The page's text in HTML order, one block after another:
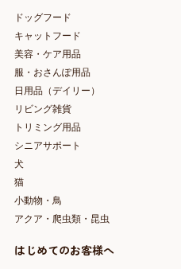
ドッグフード
キャットフード
美容・ケア用品
服・おさんぽ用品
日用品（デイリー）
リビング雑貨
トリミング用品
シニアサポート
犬
猫
小動物・鳥
アクア・爬虫類・昆虫
はじめてのお客様へ